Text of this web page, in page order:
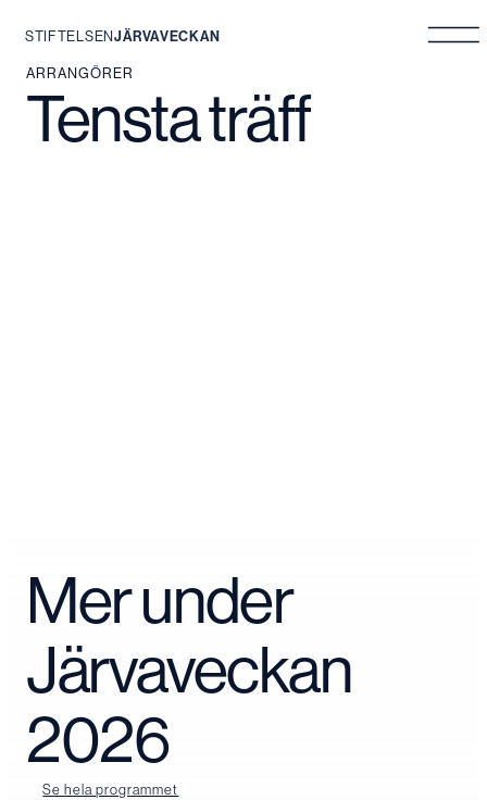
Hoppa
STIFTELSENJÄRVAVECKAN
ARRANGÖRER
Tensta träff
Mer under
Järvaveckan
2026
Se hela programmet